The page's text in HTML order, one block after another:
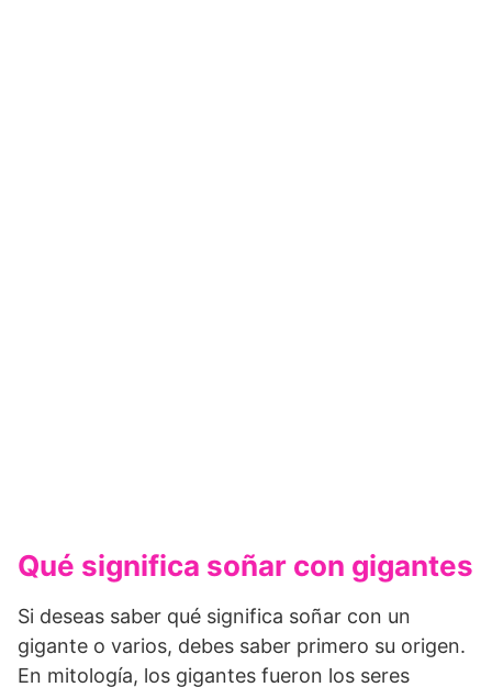
Qué significa soñar con gigantes
Si deseas saber qué significa soñar con un
gigante o varios, debes saber primero su origen.
En mitología, los gigantes fueron los seres